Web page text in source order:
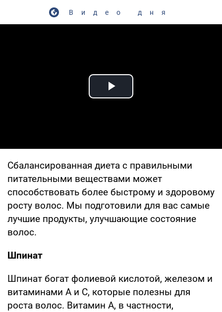
Видео дня
Play Video
Сбалансированная диета с правильными
питательными веществами может
способствовать более быстрому и здоровому
росту волос. Мы подготовили для вас самые
лучшие продукты, улучшающие состояние
волос.
Шпинат
Шпинат богат фолиевой кислотой, железом и
витаминами А и С, которые полезны для
роста волос. Витамин А, в частности,